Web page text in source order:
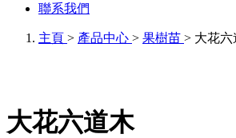
聯系我們
主頁 > 產品中心 > 果樹苗 > 大花六
大花六道木